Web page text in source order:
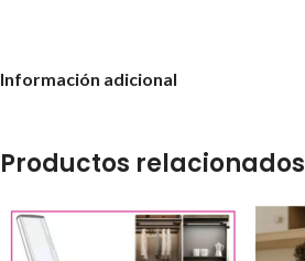
Información adicional
Productos relacionados